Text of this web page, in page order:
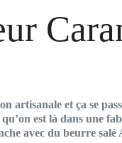
artisanale et ça se
est là dans une
avec du beurre salé